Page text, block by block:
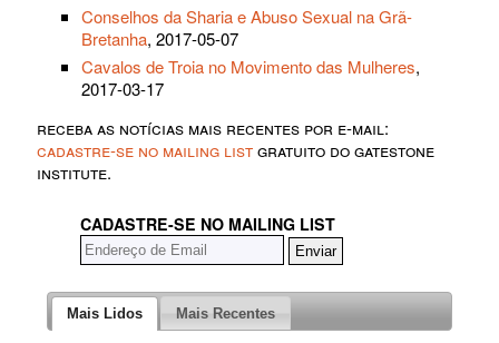
Conselhos da Sharia e Abuso Sexual na Grã-
Bretanha, 2017-05-07
Cavalos de Troia no Movimento das Mulheres,
2017-03-17
receba as notícias mais recentes por e-mail:
cadastre-se no mailing listgratuito do gatestone
institute.
CADASTRE-SE NO MAILING LIST
Mais Lidos Mais Recentes